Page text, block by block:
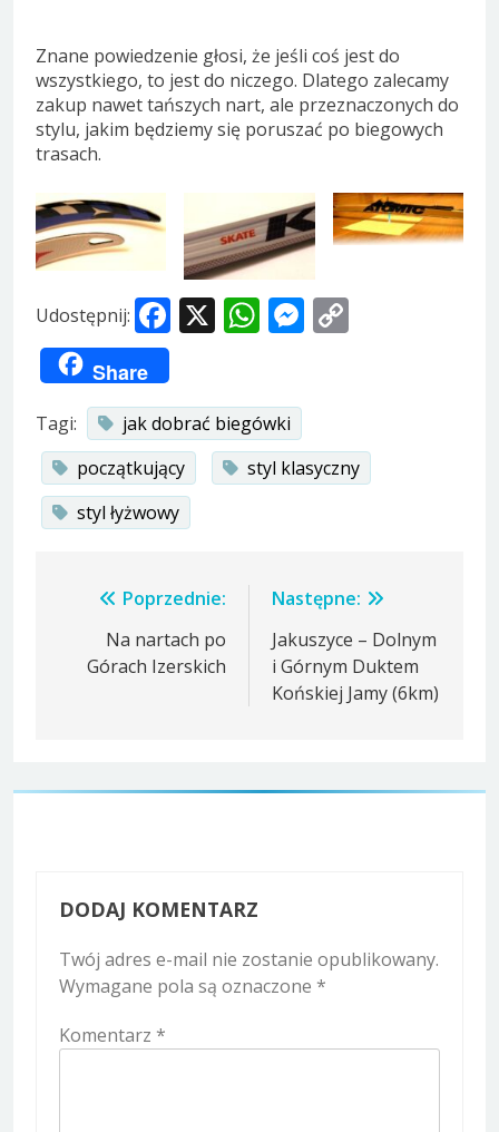
Znane powiedzenie głosi, że jeśli coś jest do
wszystkiego, to jest do niczego. Dlatego zalecamy
zakup nawet tańszych nart, ale przeznaczonych do
stylu, jakim będziemy się poruszać po biegowych
trasach.
Udostępnij: Facebook
X WhatsApp
Messenger
Share
Tagi:
jak dobrać biegówki
początkujący
styl klasyczny
styl łyżwowy
Nawigacja
wpisu
Poprzednie:
Na nartach po
Górach Izerskich
Następne:
Jakuszyce – Dolnym
i Górnym Duktem
Końskiej Jamy (6km)
DODAJ KOMENTARZ
Twój adres e-mail nie zostanie opublikowany.
Wymagane pola są oznaczone *
Komentarz *